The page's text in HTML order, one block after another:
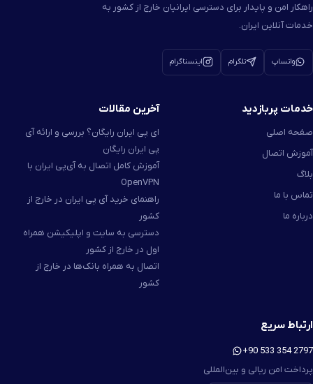
راهکار امن و پایدار برای دسترسی ایرانیان خارج از کشور به
خدمات آنلاین ایران.
واتساپ تلگرام اینستاگرام
خدمات پربازدید
صفحه اصلی
آموزش اتصال
بلاگ
تماس با ما
درباره ما
آخرین مقالات
ای پی ایران رایگان؟ بررسی و ارائه آی
پی ایران رایگان
آموزش کامل اتصال به آی‌پی ایران با
OpenVPN
راهنمای خرید آی پی ایران در خارج از
کشور
دسترسی به سایت و اپلیکیشن همراه
اول در خارج از کشور
اتصال به همراه بانک‌ها در خارج از
کشور
ارتباط سریع
+90 533 354 2797
پرداخت امن ریالی و بین‌المللی